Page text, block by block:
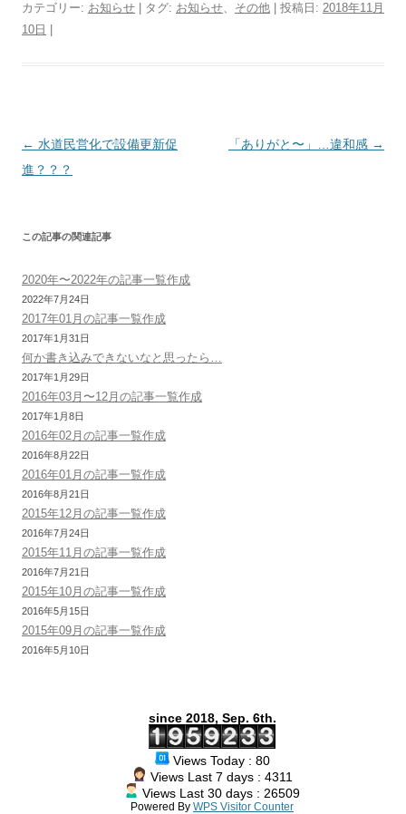
e
e
e
t
e
e
d
y
n
カテゴリー: お知らせ | タグ: お知らせ、 その他 | 投稿日: 2018年11月
10日
投
稿
ゲ
ー
シ
ョ
← 水道民営化で設備更新促
進？？？
「ありがと〜」…違和感 →
この記事の関連記事
2020年〜2022年の記事一覧作成
2022年7月24日
2017年01月の記事一覧作成
2017年1月31日
何か書き込みできないなと思ったら…
2017年1月29日
2016年03月〜12月の記事一覧作成
2017年1月8日
2016年02月の記事一覧作成
2016年8月22日
2016年01月の記事一覧作成
2016年8月21日
2015年12月の記事一覧作成
2016年7月24日
2015年11月の記事一覧作成
2016年7月21日
2015年10月の記事一覧作成
2016年5月15日
2015年09月の記事一覧作成
2016年5月10日
since 2018, Sep. 6th.
Views Today : 80
Views Last 7 days : 4311
Views Last 30 days : 26509
Powered By WPS Visitor Counter